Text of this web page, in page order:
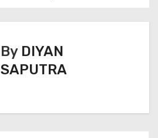
By DIYAN
SAPUTRA